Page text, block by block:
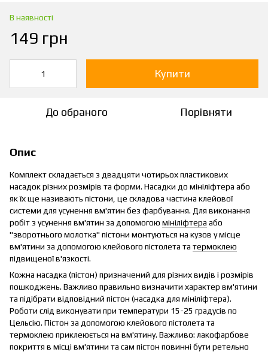
В наявності
149 грн
Купити
До обраного Порівняти
Опис
Комплект складається з двадцяти чотирьох пластикових
насадок різних розмірів та форми. Насадки до мініліфтера або
як їх ще називають пістони, це складова частина клейової
системи для усунення вм'ятин без фарбування. Для виконання
робіт з усунення вм'ятин за допомогою мініліфтера або
"зворотнього молотка" пістони монтуються на кузов у місце
вм'ятини за допомогою клейового пістолета та термоклею
підвищеної в'язкості.
Кожна насадка (пістон) призначений для різних видів і розмірів
пошкоджень. Важливо правильно визначити характер вм'ятини
та підібрати відповідний пістон (насадка для мініліфтера).
Роботи слід виконувати при температури 15-25 градусів по
Цельсію. Пістон за допомогою клейового пістолета та
термоклею приклеюється на вм'ятину. Важливо: лакофарбове
покриття в місці вм'ятини та сам пістон повинні бути ретельно